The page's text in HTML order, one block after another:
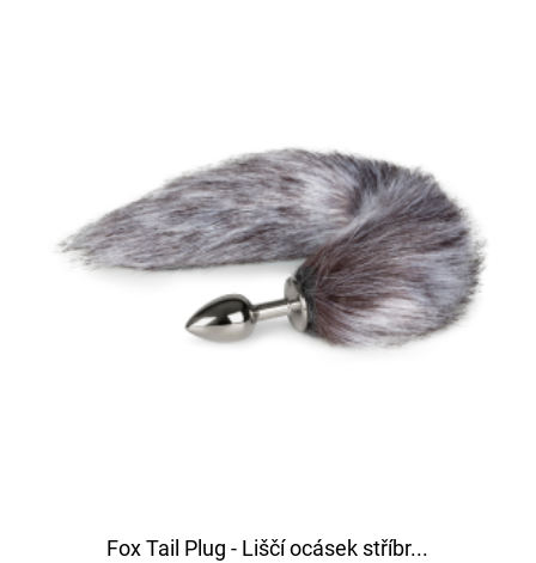
Fox Tail Plug - Liščí ocásek stříbr...